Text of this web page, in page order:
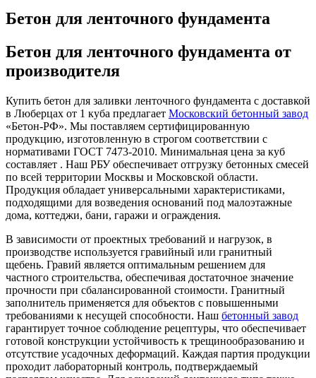
Бетон для ленточного фундамента
Бетон для ленточного фундамента от
производителя
Купить бетон для заливки ленточного фундамента с доставкой
в Люберцах от 1 куба предлагает Московский бетонный завод
«Бетон-РФ». Мы поставляем сертифицированную
продукцию, изготовленную в строгом соответствии с
нормативами ГОСТ 7473-2010. Минимальная цена за куб
составляет . Наш РБУ обеспечивает отгрузку бетонных смесей
по всей территории Москвы и Московской области.
Продукция обладает универсальными характеристиками,
подходящими для возведения оснований под малоэтажные
дома, коттеджи, бани, гаражи и ограждения.
В зависимости от проектных требований и нагрузок, в
производстве используется гравийный или гранитный
щебень. Гравий является оптимальным решением для
частного строительства, обеспечивая достаточное значение
прочности при сбалансированной стоимости. Гранитный
заполнитель применяется для объектов с повышенными
требованиями к несущей способности. Наш бетонный завод
гарантирует точное соблюдение рецептуры, что обеспечивает
готовой конструкции устойчивость к трещинообразованию и
отсутствие усадочных деформаций. Каждая партия продукции
проходит лабораторный контроль, подтверждаемый